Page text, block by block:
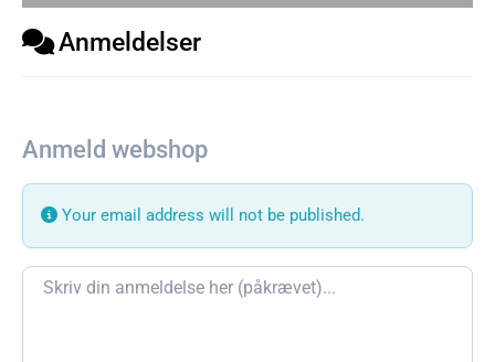
Anmeldelser
Anmeld webshop
Your email address will not be published.
Review text